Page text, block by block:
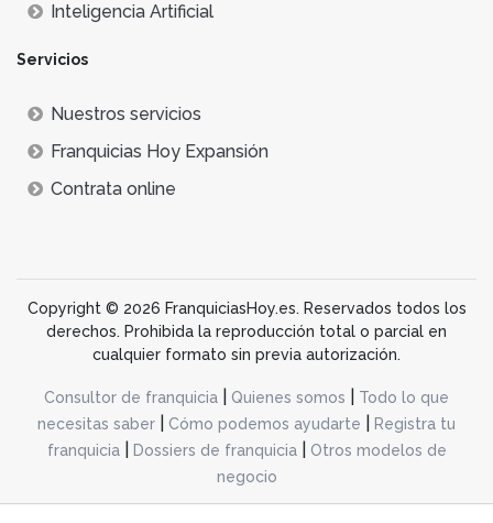
Inteligencia Artificial
Servicios
Nuestros servicios
Franquicias Hoy Expansión
Contrata online
Copyright © 2026 FranquiciasHoy.es. Reservados todos los
derechos. Prohibida la reproducción total o parcial en
cualquier formato sin previa autorización.
Consultor de franquicia Quienes somos
Todo lo que
necesitas saber
Cómo podemos ayudarte
Registra tu
franquicia| Dossiers de franquicia|
Otros modelos de
negocio